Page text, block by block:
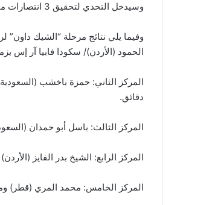
وسيدخل التحدي لتحقيق 3 انتصارات متتالية في الفئة.
الحمود (الأردن)/ سكودا فابيا آر إس بزمن 2.58.8
دقائق.
المركز الثالث: باسل أبو حمدان (السعودية)
المركز الرابع: الشيخ بدر الفايز (الأردن)
المركز الخامس: محمد المري (قطر) وملاحه بيير